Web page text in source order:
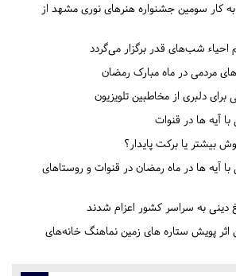
به کار سومین جشنواره هنرهای نوری مشهد از
احیاء شب‌های قدر برگزار می‌گردد
مردمی در ماه مبارک رمضان
دلبری از مخاطبین تلویزیون
آیه ها در قنوات
بیشتر یا برکت پایدار؟
آیه ها در ماه رمضان در قنوات و روستاهای
اثر پویش ستاره های زمین نماهنگ خانه‌های